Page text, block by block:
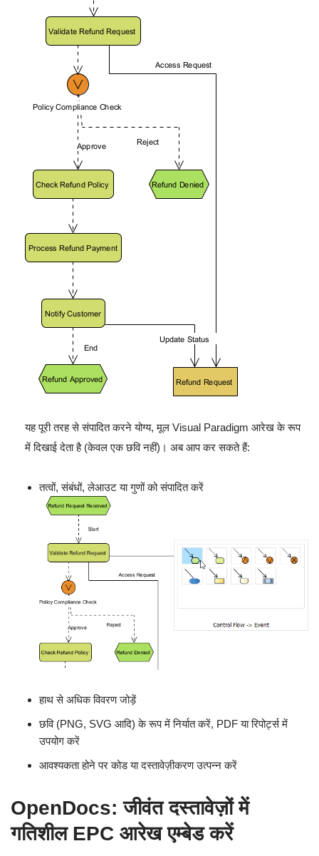
यह पूरी तरह से संपादित करने योग्य, मूल Visual Paradigm आरेख के रूप
में दिखाई देता है (केवल एक छवि नहीं)। अब आप कर सकते हैं:
तत्वों, संबंधों, लेआउट या गुणों को संपादित करें
हाथ से अधिक विवरण जोड़ें
छवि (PNG, SVG आदि) के रूप में निर्यात करें, PDF या रिपोर्ट्स में
उपयोग करें
आवश्यकता होने पर कोड या दस्तावेज़ीकरण उत्पन्न करें
OpenDocs: जीवंत दस्तावेज़ों में
गतिशील EPC आरेख एम्बेड करें